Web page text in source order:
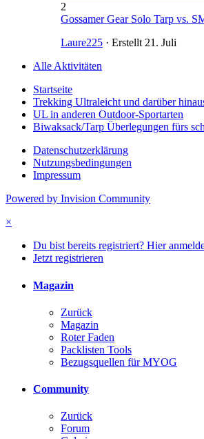
2
Gossamer Gear Solo Tarp vs.
Laure225 · Erstellt21. Juli
Alle Aktivitäten
Startseite
Trekking Ultraleicht und darüber
UL in anderen Outdoor-Sportarten
Biwaksack/Tarp Überlegungen fürs
Datenschutzerklärung
Nutzungsbedingungen
Impressum
Powered by Invision Community
×
Du bist bereits registriert? Hier
Jetzt registrieren
Magazin
Zurück
Magazin
Roter Faden
Packlisten Tools
Bezugsquellen für MYOG
Community
Zurück
Forum